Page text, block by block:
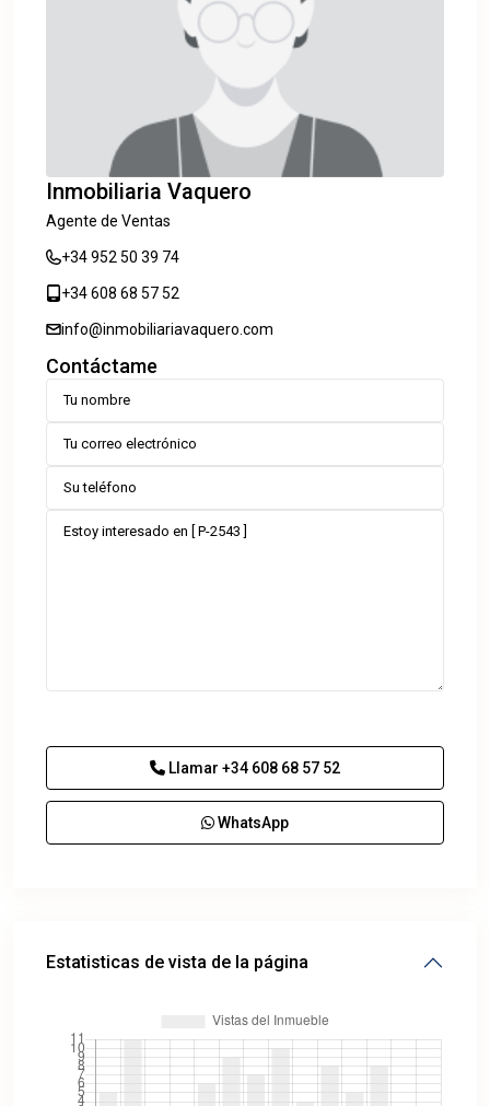
Inmobiliaria Vaquero
Agente de Ventas
+34 952 50 39 74
+34 608 68 57 52
info@inmobiliariavaquero.com
Contáctame
Llamar +34 608 68 57 52
WhatsApp
Estatisticas de vista de la página